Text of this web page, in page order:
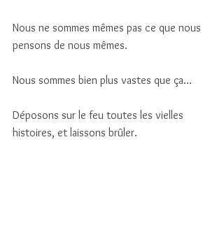
Nous ne sommes mêmes pas ce que nous
pensons de nous mêmes.
Nous sommes bien plus vastes que ça…
Déposons sur le feu toutes les vielles
histoires, et laissons brûler.